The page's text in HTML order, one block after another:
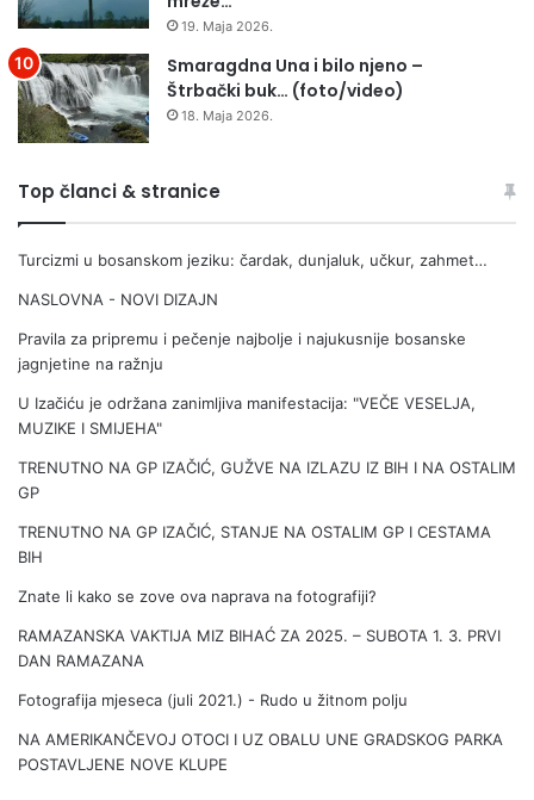
19. Maja 2026.
Smaragdna Una i bilo njeno –
Štrbački buk… (foto/video)
18. Maja 2026.
Top članci & stranice
Turcizmi u bosanskom jeziku: čardak, dunjaluk, učkur, zahmet…
NASLOVNA - NOVI DIZAJN
Pravila za pripremu i pečenje najbolje i najukusnije bosanske
jagnjetine na ražnju
U Izačiću je održana zanimljiva manifestacija: "VEČE VESELJA,
MUZIKE I SMIJEHA"
TRENUTNO NA GP IZAČIĆ, GUŽVE NA IZLAZU IZ BIH I NA OSTALIM
GP
TRENUTNO NA GP IZAČIĆ, STANJE NA OSTALIM GP I CESTAMA
BIH
Znate li kako se zove ova naprava na fotografiji?
RAMAZANSKA VAKTIJA MIZ BIHAĆ ZA 2025. – SUBOTA 1. 3. PRVI
DAN RAMAZANA
Fotografija mjeseca (juli 2021.) - Rudo u žitnom polju
NA AMERIKANČEVOJ OTOCI I UZ OBALU UNE GRADSKOG PARKA
POSTAVLJENE NOVE KLUPE